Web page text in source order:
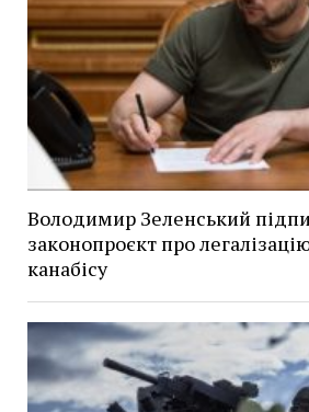
Володимир Зеленський
законопроєкт про
канабісу